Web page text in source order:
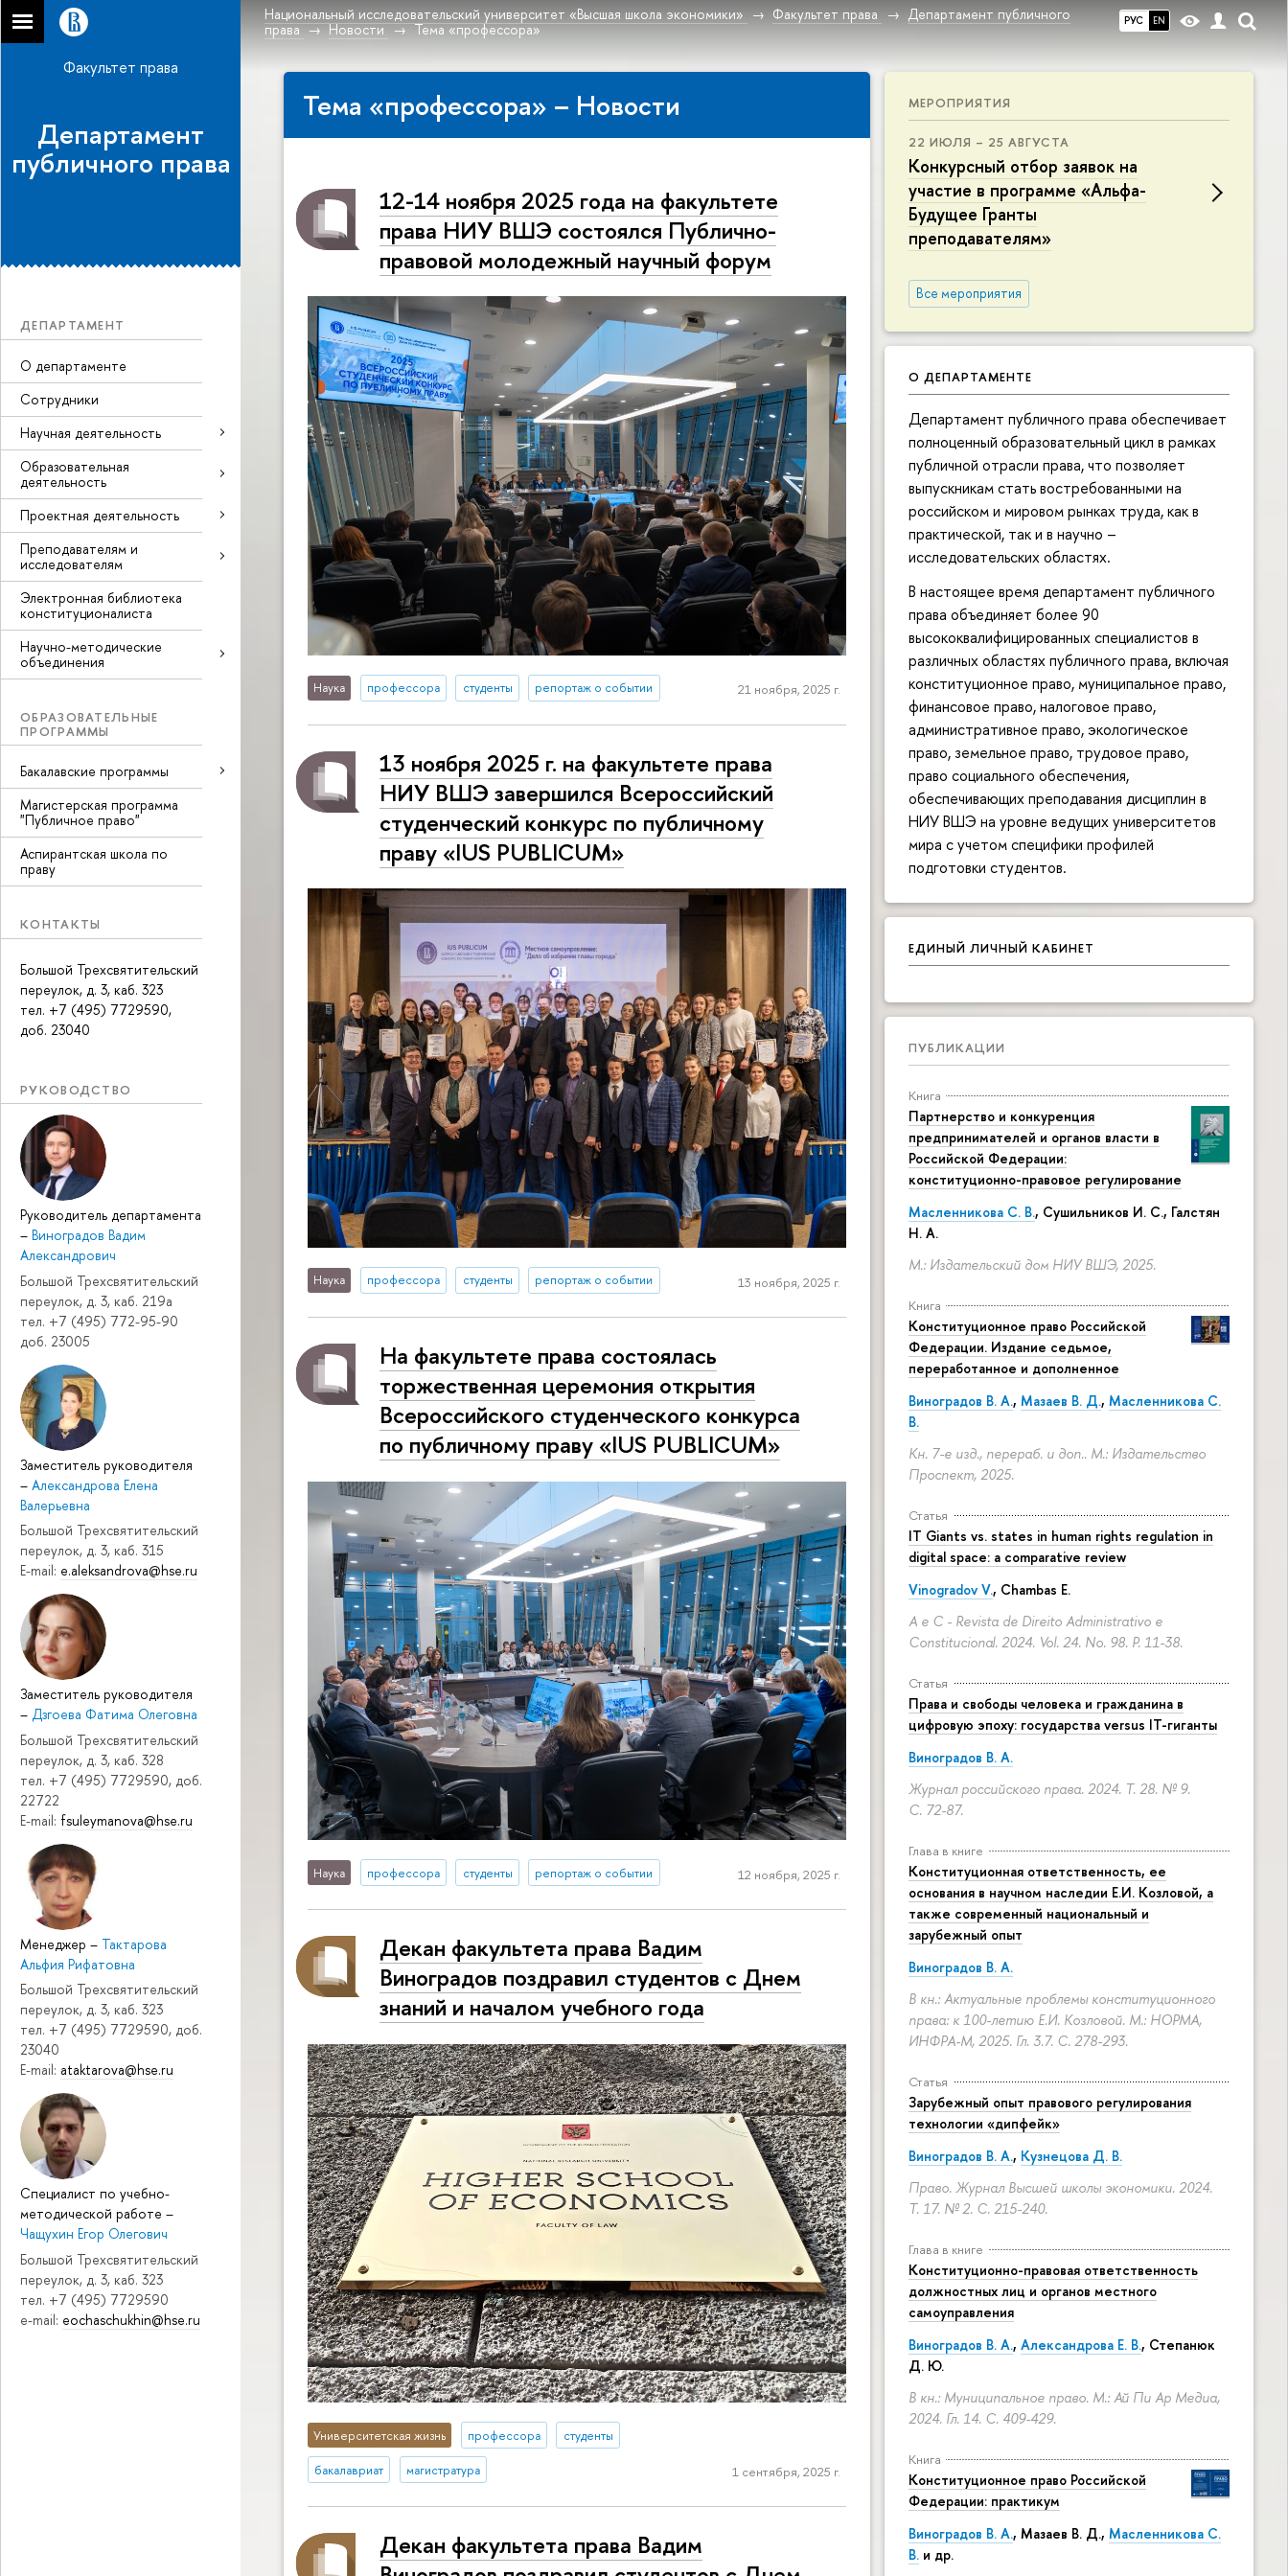
РУС EN
Национальный исследовательский университет «Высшая школа экономики» Факультет права
Департамент публичного
права
Новости Тема «профессора»
Факультет права
Департамент
публичного права
ДЕПАРТАМЕНТ
О департаменте
Сотрудники
Научная деятельность
Образовательная
деятельность
Проектная деятельность
Преподавателям и
исследователям
Электронная библиотека
конституционалиста
Научно-методические
объединения
ОБРАЗОВАТЕЛЬНЫЕ
ПРОГРАММЫ
Бакалавские программы
Магистерская программа
"Публичное право"
Аспирантская школа по
праву
КОНТАКТЫ
Большой Трехсвятительский
переулок, д. 3, каб. 323
тел. +7 (495) 7729590,
доб. 23040
РУКОВОДСТВО
Руководитель департамента
– Виноградов Вадим
Александрович
Большой Трехсвятительский
переулок, д. 3, каб. 219a
тел. +7 (495) 772-95-90
доб. 23005
Заместитель руководителя
– Александрова Елена
Валерьевна
Большой Трехсвятительский
переулок, д. 3, каб. 315
E-mail: e.aleksandrova@hse.ru
Заместитель руководителя
– Дзгоева Фатима Олеговна
Большой Трехсвятительский
переулок, д. 3, каб. 328
тел. +7 (495) 7729590, доб.
22722
E-mail: fsuleymanova@hse.ru
Менеджер – Тактарова
Альфия Рифатовна
Большой Трехсвятительский
переулок, д. 3, каб. 323
тел. +7 (495) 7729590, доб.
23040
E-mail: ataktarova@hse.ru
Специалист по учебно-
методической работе –
Чащухин Егор Олегович
Большой Трехсвятительский
переулок, д. 3, каб. 323
тел. +7 (495) 7729590
e-mail: eochaschukhin@hse.ru
МЕРОПРИЯТИЯ
22 ИЮЛЯ – 25 АВГУСТА
Конкурсный отбор заявок на
участие в программе «Альфа-
Будущее Гранты
преподавателям»
Все мероприятия
О ДЕПАРТАМЕНТЕ
Департамент публичного права обеспечивает
полноценный образовательный цикл в рамках
публичной отрасли права, что позволяет
выпускникам стать востребованными на
российском и мировом рынках труда, как в
практической, так и в научно –
исследовательских областях.
В настоящее время департамент публичного
права объединяет более 90
высококвалифицированных специалистов в
различных областях публичного права, включая
конституционное право, муниципальное право,
финансовое право, налоговое право,
административное право, экологическое
право, земельное право, трудовое право,
право социального обеспечения,
обеспечивающих преподавания дисциплин в
НИУ ВШЭ на уровне ведущих университетов
мира с учетом специфики профилей
подготовки студентов.
ЕДИНЫЙ ЛИЧНЫЙ КАБИНЕТ
ПУБЛИКАЦИИ
Книга
Партнерство и конкуренция
предпринимателей и органов власти в
Российской Федерации:
конституционно-правовое регулирование
Масленникова С. В., Сушильников И. С., Галстян
Н. А.
М.: Издательский дом НИУ ВШЭ, 2025.
Книга
Конституционное право Российской
Федерации. Издание седьмое,
переработанное и дополненное
Виноградов В. А., Мазаев В. Д., Масленникова С.
В.
Кн. 7-е изд., перераб. и доп.. М.: Издательство
Проспект, 2025.
Статья
IT Giants vs. states in human rights regulation in
digital space: a comparative review
Vinogradov V., Chambas E.
A e C - Revista de Direito Administrativo e
Constitucional. 2024. Vol. 24. No. 98. P. 11-38.
Статья
Права и свободы человека и гражданина в
цифровую эпоху: государства versus IT-гиганты
Виноградов В. А.
Журнал российского права. 2024. Т. 28. № 9.
С. 72-87.
Глава в книге
Конституционная ответственность, ее
основания в научном наследии Е.И. Козловой, а
также современный национальный и
зарубежный опыт
Виноградов В. А.
В кн.: Актуальные проблемы конституционного
права: к 100-летию Е.И. Козловой. М.: НОРМА,
ИНФРА-М, 2025. Гл. 3.7. С. 278-293.
Статья
Зарубежный опыт правового регулирования
технологии «дипфейк»
Виноградов В. А., Кузнецова Д. В.
Право. Журнал Высшей школы экономики. 2024.
Т. 17. № 2. С. 215-240.
Глава в книге
Конституционно-правовая ответственность
должностных лиц и органов местного
самоуправления
Виноградов В. А., Александрова Е. В., Степанюк
Д. Ю.
В кн.: Муниципальное право. М.: Ай Пи Ар Медиа,
2024. Гл. 14. С. 409-429.
Книга
Конституционное право Российской
Федерации: практикум
Виноградов В. А., Мазаев В. Д., Масленникова С.
В. и др.
Тема «профессора» – Новости
12-14 ноября 2025 года на факультете
права НИУ ВШЭ состоялся Публично-
правовой молодежный научный форум
Наука профессора студенты репортаж о событии 21 ноября, 2025 г.
13 ноября 2025 г. на факультете права
НИУ ВШЭ завершился Всероссийский
студенческий конкурс по публичному
праву «IUS PUBLICUM»
Наука профессора студенты репортаж о событии 13 ноября, 2025 г.
На факультете права состоялась
торжественная церемония открытия
Всероссийского студенческого конкурса
по публичному праву «IUS PUBLICUM»
Наука профессора студенты репортаж о событии 12 ноября, 2025 г.
Декан факультета права Вадим
Виноградов поздравил студентов с Днем
знаний и началом учебного года
Университетская жизнь профессора студенты
бакалавриат магистратура 1 сентября, 2025 г.
Декан факультета права Вадим